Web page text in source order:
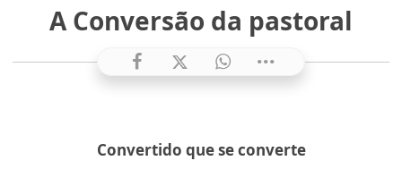
A Conversão da pastoral
Convertido que se converte